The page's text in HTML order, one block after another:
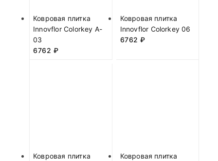
Ковровая плитка
Innovflor Colorkey A-
03
6762 ₽
Ковровая плитка
Innovflor Colorkey 06
6762 ₽
Ковровая плитка Ковровая плитка